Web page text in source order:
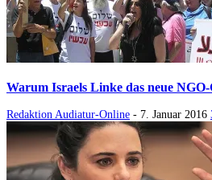
Warum Israels Linke das neue
Redaktion Audiatur-Online - 7. Januar 2016